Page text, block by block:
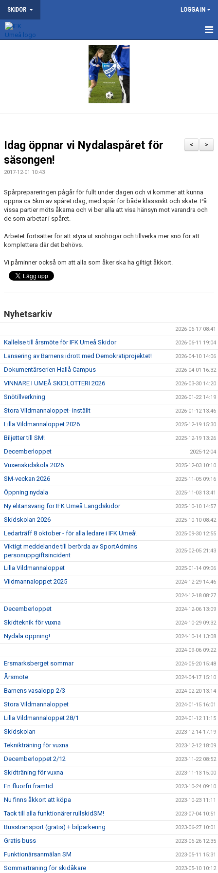
SKIDOR LOGGA IN
VILDMANNALOPPET
DOKUMENT
ERSMARKSBERGET
TÄVLING
FAQ
>
<
​Idag öppnar vi Nydalaspåret för
säsongen!
2017-12-01 10:43
Spårprepareringen pågår för fullt under dagen och vi kommer att kunna
öppna ca 5km av spåret idag, med spår för både klassiskt och skate. På
vissa partier möts åkarna och vi ber alla att visa hänsyn mot varandra och
de som arbetar i spåret.
Arbetet fortsätter för att styra ut snöhögar och tillverka mer snö för att
komplettera där det behövs.
Vi påminner också om att alla som åker ska ha giltigt åkkort.
Nyhetsarkiv
2026-06-17 08:41
Kallelse till årsmöte för IFK Umeå Skidor 2026-06-11 19:04
Lansering av Barnens idrott med Demokratiprojektet! 2026-04-10 14:06
Dokumentärserien Hallå Campus 2026-04-01 16:32
VINNARE I UMEÅ SKIDLOTTERI 2026 2026-03-30 14:20
Snötillverkning 2026-01-22 14:19
Stora Vildmannaloppet- inställt 2026-01-12 13:46
Lilla Vildmannaloppet 2026 2025-12-19 15:30
Biljetter till SM! 2025-12-19 13:26
Decemberloppet 2025-12-04
Vuxenskidskola 2026 2025-12-03 10:10
SM-veckan 2026 2025-11-05 09:16
Öppning nydala 2025-11-03 13:41
Ny elitansvarig för IFK Umeå Längdskidor 2025-10-10 14:57
Skidskolan 2026 2025-10-10 08:42
Ledarträff 8 oktober - för alla ledare i IFK Umeå! 2025-09-30 12:55
Viktigt meddelande till berörda av SportAdmins
personuppgiftsincident
2025-02-05 21:43
Lilla Vildmannaloppet 2025-01-14 09:06
Vildmannaloppet 2025 2024-12-29 14:46
2024-12-18 08:27
Decemberloppet 2024-12-06 13:09
Skidteknik för vuxna 2024-10-29 09:32
Nydala öppning! 2024-10-14 13:08
2024-09-06 09:22
Ersmarksberget sommar 2024-05-20 15:48
Årsmöte 2024-04-17 15:10
Barnens vasalopp 2/3 2024-02-20 13:14
Stora Vildmannaloppet 2024-01-15 16:01
Lilla Vildmannaloppet 28/1 2024-01-12 11:15
Skidskolan 2023-12-14 17:19
Teknikträning för vuxna 2023-12-12 18:09
Decemberloppet 2/12 2023-11-22 08:52
Skidträning för vuxna 2023-11-13 15:00
En fluorfri framtid 2023-10-24 09:10
Nu finns åkkort att köpa 2023-10-23 11:11
Tack till alla funktionärer rullskidSM! 2023-07-04 10:51
Busstransport (gratis) + bilparkering 2023-06-27 10:01
Gratis buss 2023-06-26 12:35
Funktionärsanmälan SM 2023-05-11 15:31
Sommarträning för skidåkare 2023-05-10 10:12